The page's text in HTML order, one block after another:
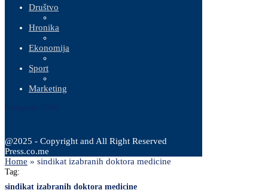
Društvo
Hronika
Ekonomija
Sport
Marketing
@2025 - Copyright and All Right Reserved
Press.co.me
Home » sindikat izabranih doktora medicine
Tag:
sindikat izabranih doktora medicine